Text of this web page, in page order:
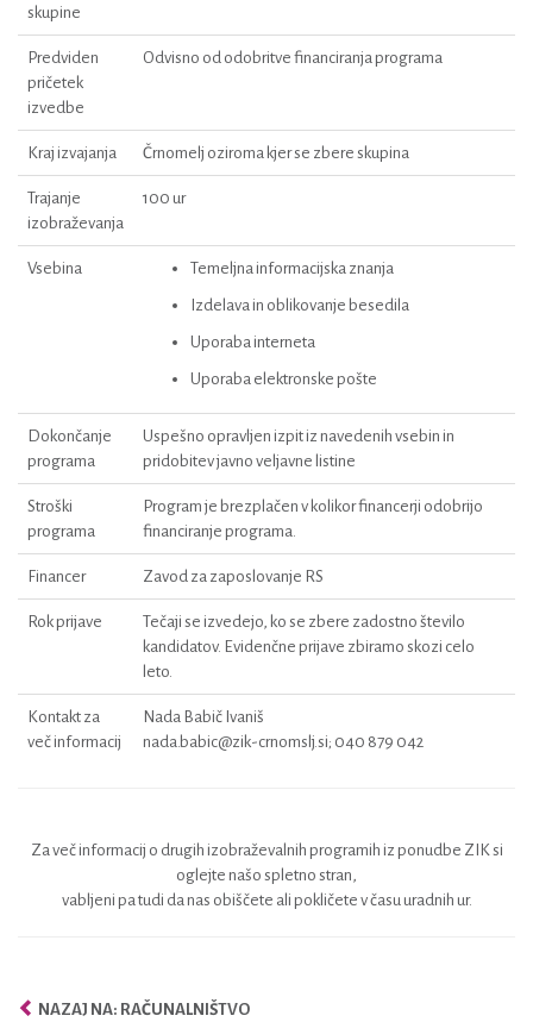
skupine
Predviden
pričetek
izvedbe
Odvisno od odobritve financiranja programa
Kraj izvajanja Črnomelj oziroma kjer se zbere skupina
Trajanje
izobraževanja
100 ur
Vsebina Temeljna informacijska znanja
Izdelava in oblikovanje besedila
Uporaba interneta
Uporaba elektronske pošte
Dokončanje
programa
Uspešno opravljen izpit iz navedenih vsebin in
pridobitev javno veljavne listine
Stroški
programa
Program je brezplačen v kolikor financerji odobrijo
financiranje programa.
Financer Zavod za zaposlovanje RS
Rok prijave
Tečaji se izvedejo, ko se zbere zadostno število
kandidatov. Evidenčne prijave zbiramo skozi celo
leto.
Kontakt za
več informacij
Nada Babič Ivaniš
nada.babic@zik-crnomslj.si; 040 879 042
Za več informacij o drugih izobraževalnih programih iz ponudbe ZIK si
oglejte našo spletno stran,
vabljeni pa tudi da nas obiščete ali pokličete v času uradnih ur.
NAZAJ NA: RAČUNALNIŠTVO